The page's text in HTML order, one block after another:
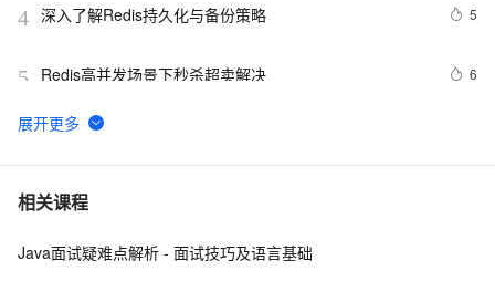
4 深入了解Redis持久化与备份策略 5
5 Redis高并发场景下秒杀超卖解决 6
6 Redis安装布隆(Bloom Filter)过滤器
7 Redis：hash类型底层数据结构剖析
8 Redis哨兵集群工作原理及架构部署（八）
相关课程
Java面试疑难点解析 - 面试技巧及语言基础